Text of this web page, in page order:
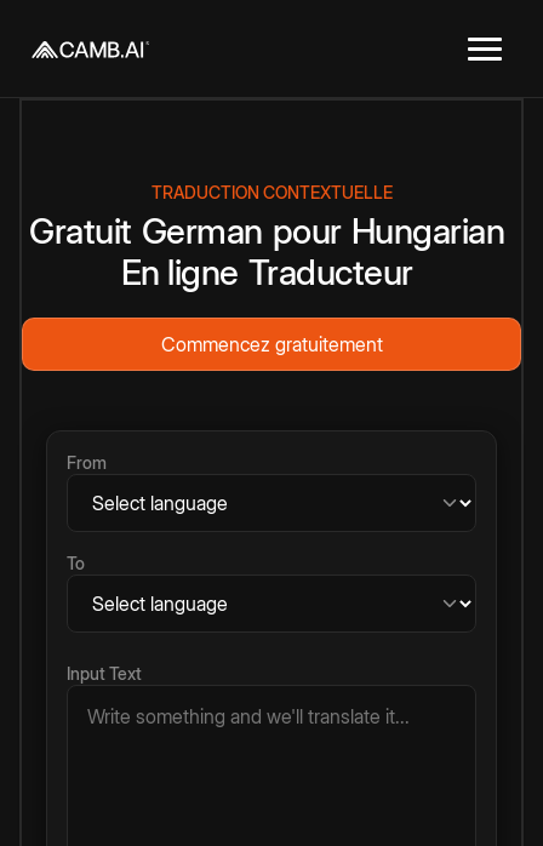
TRADUCTION CONTEXTUELLE
Gratuit German pour Hungarian
En ligne Traducteur
Commencez gratuitement
From
To
Input Text